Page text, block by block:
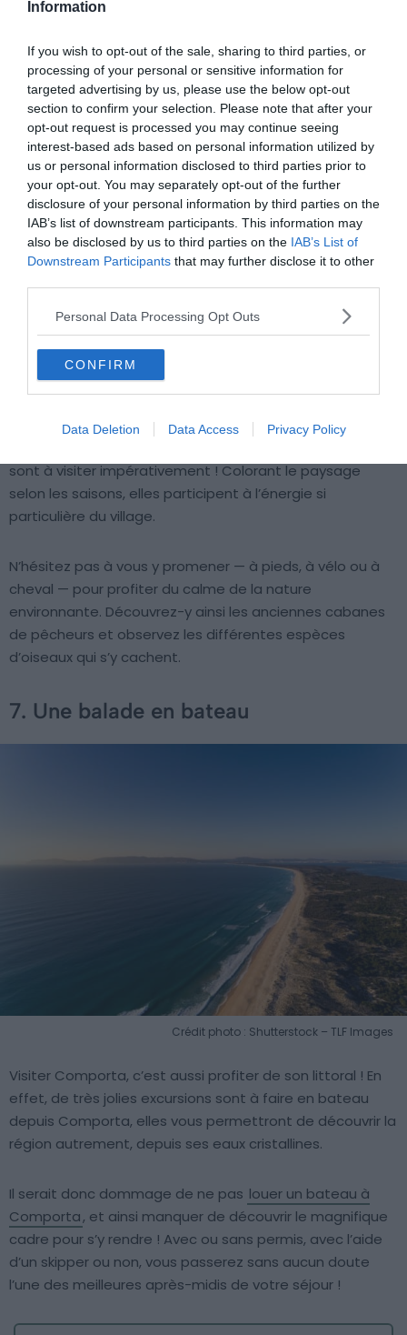
Information
If you wish to opt-out of the sale, sharing to third parties, or
processing of your personal or sensitive information for
targeted advertising by us, please use the below opt-out
section to confirm your selection. Please note that after your
opt-out request is processed you may continue seeing
interest-based ads based on personal information utilized by
us or personal information disclosed to third parties prior to
your opt-out. You may separately opt-out of the further
disclosure of your personal information by third parties on the
IAB’s list of downstream participants. This information may
also be disclosed by us to third parties on the IAB’s List of
Downstream Participants that may further disclose it to other
Personal Data Processing Opt Outs
CONFIRM
Data Deletion Data Access Privacy Policy
6. Les rizières de Comporta
sont à visiter impérativement ! Colorant le paysage
selon les saisons, elles participent à l’énergie si
particulière du village.
N’hésitez pas à vous y promener — à pieds, à vélo ou à
cheval — pour profiter du calme de la nature
environnante. Découvrez-y ainsi les anciennes cabanes
de pêcheurs et observez les différentes espèces
d’oiseaux qui s’y cachent.
7. Une balade en bateau
Crédit photo : Shutterstock – TLF Images
Visiter Comporta, c’est aussi profiter de son littoral ! En
effet, de très jolies excursions sont à faire en bateau
depuis Comporta, elles vous permettront de découvrir la
région autrement, depuis ses eaux cristallines.
Il serait donc dommage de ne pas louer un bateau à
Comporta, et ainsi manquer de découvrir le magnifique
cadre pour s’y rendre ! Avec ou sans permis, avec l’aide
d’un skipper ou non, vous passerez sans aucun doute
l’une des meilleures après-midis de votre séjour !